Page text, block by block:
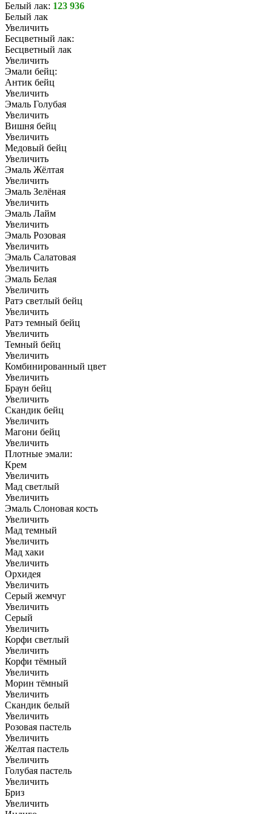
Белый лак: 123 936
Белый лак
Увеличить
Бесцветный лак:
Бесцветный лак
Увеличить
Эмали бейц:
Антик бейц
Увеличить
Эмаль Голубая
Увеличить
Вишня бейц
Увеличить
Медовый бейц
Увеличить
Эмаль Жёлтая
Увеличить
Эмаль Зелёная
Увеличить
Эмаль Лайм
Увеличить
Эмаль Розовая
Увеличить
Эмаль Салатовая
Увеличить
Эмаль Белая
Увеличить
Ратэ светлый бейц
Увеличить
Ратэ темный бейц
Увеличить
Темный бейц
Увеличить
Комбинированный цвет
Увеличить
Браун бейц
Увеличить
Скандик бейц
Увеличить
Магони бейц
Увеличить
Плотные эмали:
Крем
Увеличить
Мад светлый
Увеличить
Эмаль Слоновая кость
Увеличить
Мад темный
Увеличить
Мад хаки
Увеличить
Орхидея
Увеличить
Серый жемчуг
Увеличить
Серый
Увеличить
Корфи светлый
Увеличить
Корфи тёмный
Увеличить
Морин тёмный
Увеличить
Скандик белый
Увеличить
Розовая пастель
Увеличить
Желтая пастель
Увеличить
Голубая пастель
Увеличить
Бриз
Увеличить